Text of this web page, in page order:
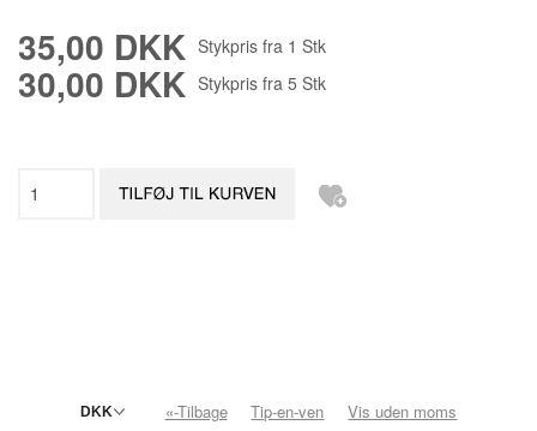
35,00 DKK Stykpris fra 1 Stk
30,00 DKK Stykpris fra 5 Stk
«-Tilbage Tip-en-ven Vis uden moms